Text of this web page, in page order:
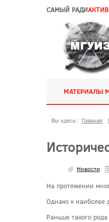
САМЫЙ РАДИ
МАТЕРИАЛЫ
Вы здесь: Главная
Новости
На протяжении
Однако к наиболее
Раньше такого